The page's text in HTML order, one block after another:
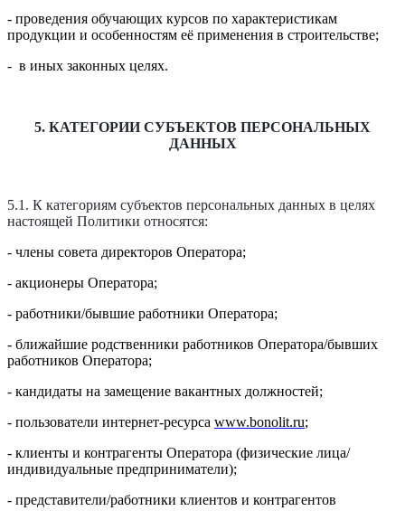
- проведения обучающих курсов по характеристикам
продукции и особенностям её применения в строительстве;
- в иных законных целях.
5. КАТЕГОРИИ СУБЪЕКТОВ ПЕРСОНАЛЬНЫХ
ДАННЫХ
5.1. К категориям субъектов персональных данных в целях
настоящей Политики относятся:
- члены совета директоров Оператора;
- акционеры Оператора;
- работники/бывшие работники Оператора;
- ближайшие родственники работников Оператора/бывших
работников Оператора;
- кандидаты на замещение вакантных должностей;
- пользователи интернет-ресурса www.bonolit.ru;
- клиенты и контрагенты Оператора (физические лица/
индивидуальные предприниматели);
- представители/работники клиентов и контрагентов